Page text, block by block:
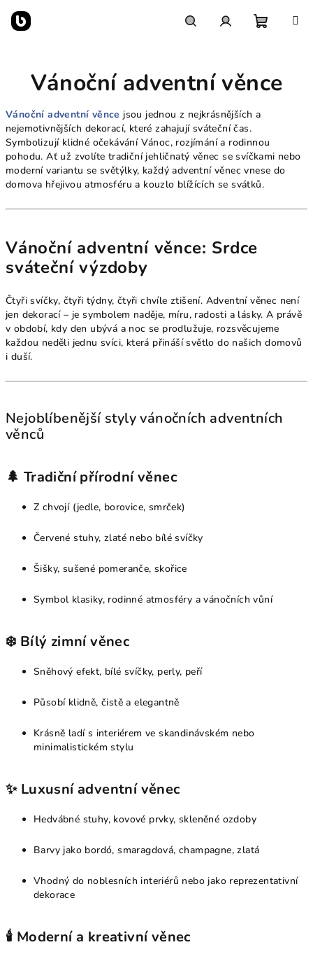
obsah
košík
Vánoční adventní věnce
Vánoční adventní věnce jsou jednou z nejkrásnějších a
nejemotivnějších dekorací, které zahajují sváteční čas.
Symbolizují klidné očekávání Vánoc, rozjímání a rodinnou
pohodu. Ať už zvolíte tradiční jehličnatý věnec se svíčkami nebo
moderní variantu se světýlky, každý adventní věnec vnese do
domova hřejivou atmosféru a kouzlo blížících se svátků.
Vánoční adventní věnce: Srdce
sváteční výzdoby
Čtyři svíčky, čtyři týdny, čtyři chvíle ztišení. Adventní věnec není
jen dekorací – je symbolem naděje, míru, radosti a lásky. A právě
v období, kdy den ubývá a noc se prodlužuje, rozsvěcujeme
každou neděli jednu svíci, která přináší světlo do našich domovů
i duší.
Nejoblíbenější styly vánočních adventních
věnců
🌲 Tradiční přírodní věnec
Z chvojí (jedle, borovice, smrček)
Červené stuhy, zlaté nebo bílé svíčky
Šišky, sušené pomeranče, skořice
Symbol klasiky, rodinné atmosféry a vánočních vůní
❄️ Bílý zimní věnec
Sněhový efekt, bílé svíčky, perly, peří
Působí klidně, čistě a elegantně
Krásně ladí s interiérem ve skandinávském nebo
minimalistickém stylu
✨ Luxusní adventní věnec
Hedvábné stuhy, kovové prvky, skleněné ozdoby
Barvy jako bordó, smaragdová, champagne, zlatá
Vhodný do noblesních interiérů nebo jako reprezentativní
dekorace
🕯️ Moderní a kreativní věnec